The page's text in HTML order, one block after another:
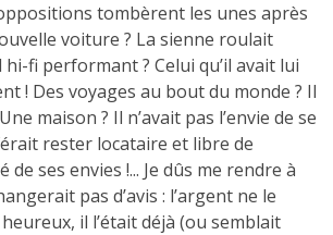
tombèrent les unes après
voiture ? La sienne roulait
fi performant ? Celui qu’il avait lui
! Des voyages au bout du monde ? Il
maison ? Il n’avait pas l’envie de se
rester locataire et libre de
ses envies !... Je dûs me rendre à
pas d’avis : l’argent ne le
il l’était déjà (ou semblait